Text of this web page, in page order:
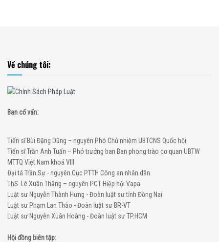
Về chúng tôi:
Ban cố vấn:
Tiến sĩ Bùi Đặng Dũng – nguyên Phó Chủ nhiệm UBTCNS Quốc hội
Tiến sĩ Trần Anh Tuấn – Phó trưởng ban Ban phong trào cơ quan UBTW
MTTQ Việt Nam khoá VIII
Đại tá Trần Sự - nguyên Cục PTTH Công an nhân dân
ThS. Lê Xuân Thăng – nguyên PCT Hiệp hội Vapa
Luật sư Nguyễn Thành Hưng - Đoàn luật sư tỉnh Đồng Nai
Luật sư Phạm Lan Thảo - Đoàn luật sư BR-VT
Luật sư Nguyễn Xuân Hoàng - Đoàn luật sư TP.HCM
Hội đồng biên tập: